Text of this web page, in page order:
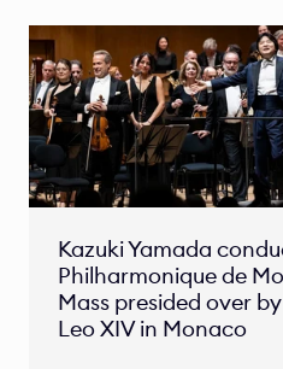
Kazuki Yamada
Philharmonique de
Mass presided over
Leo XIV in Monaco